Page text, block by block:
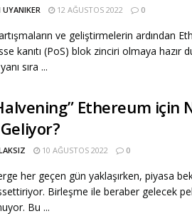
UYANIKER 12 AĞUSTOS 2022 0
ve geliştirmelerin ardından
kanıtı (PoS) blok zinciri olmaya hazır
sıra ...
Ethereum için
10 AĞUSTOS 2022 0
her geçen gün yaklaşırken, piyasa
Birleşme ile beraber gelecek
Bu ...